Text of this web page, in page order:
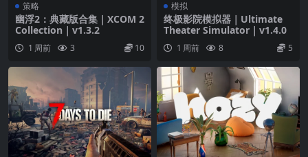
策略
幽浮2：典藏版合集｜XCOM 2
Collection｜v1.3.2
1 周前 3 10
模拟
终极影院模拟器｜Ultimate
Theater Simulator｜v1.4.0
1 周前 8 5